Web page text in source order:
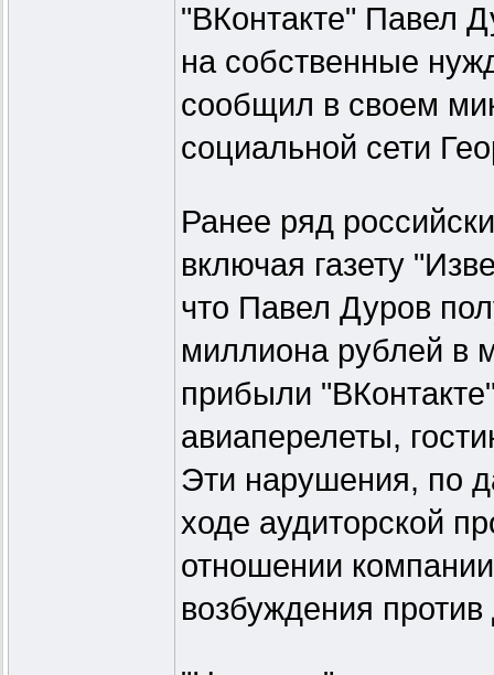
"ВКонтакте" Павел
на собственные
сообщил в своем
социальной сети
Ранее ряд
включая газету
что Павел Дуров
миллиона рублей в
прибыли
авиаперелеты,
Эти нарушения, по
ходе аудиторской
отношении
возбуждения